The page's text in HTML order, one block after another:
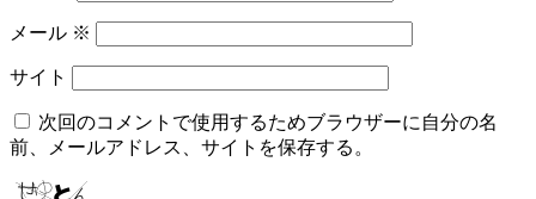
メール ※
サイト
次回のコメントで使用するためブラウザーに自分の名
前、メールアドレス、サイトを保存する。